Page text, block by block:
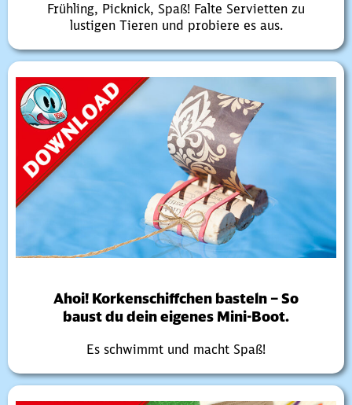
Frühling, Picknick, Spaß! Falte Servietten zu
lustigen Tieren und probiere es aus.
Ahoi! Korkenschiffchen basteln – So
baust du dein eigenes Mini-Boot.
Es schwimmt und macht Spaß!